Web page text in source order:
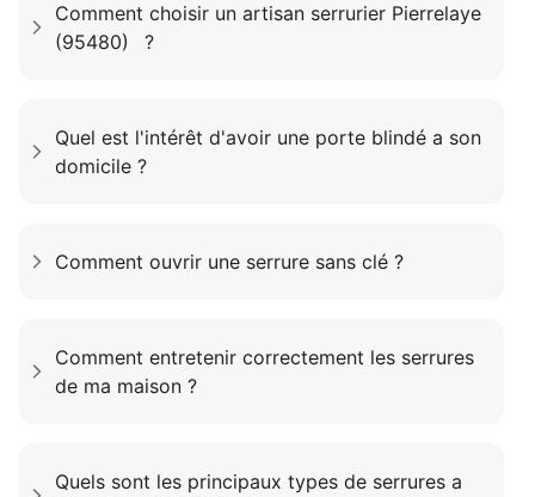
Comment choisir un artisan serrurier Pierrelaye
(95480) ?
Quel est l'intérêt d'avoir une porte blindé a son
domicile ?
Comment ouvrir une serrure sans clé ?
Comment entretenir correctement les serrures
de ma maison ?
Quels sont les principaux types de serrures a